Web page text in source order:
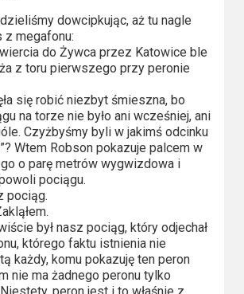
dowcipkując, aż tu nagle
z megafonu:
do Żywca przez Katowice ble
z toru pierwszego przy peronie
się robić niezbyt śmieszna, bo
na torze nie było ani wcześniej, ani
Czyżbyśmy byli w jakimś odcinku
Wtem Robson pokazuje palcem w
o parę metrów wygwizdowa i
pociągu.
pociąg.
był nasz pociąg, który odjechał
którego faktu istnienia nie
każdy, komu pokazuję ten peron
nie ma żadnego peronu tylko